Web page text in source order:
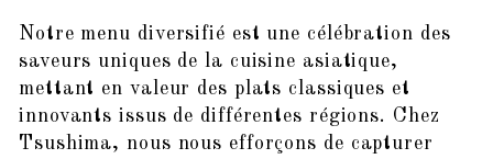
Notre menu diversifié est une célébration des
saveurs uniques de la cuisine asiatique,
mettant en valeur des plats classiques et
innovants issus de différentes régions. Chez
Tsushima, nous nous efforçons de capturer